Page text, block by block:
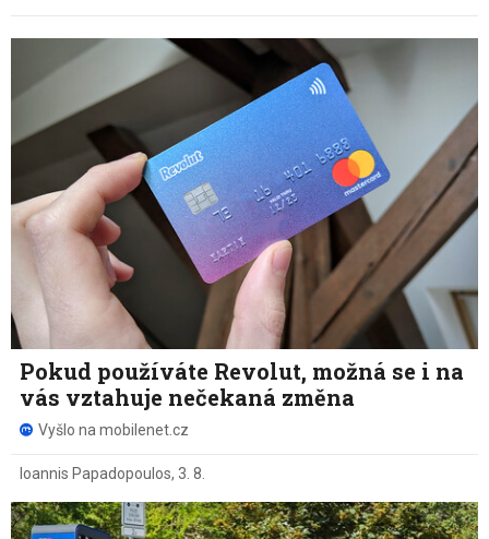
Pokud používáte Revolut, možná se i na
vás vztahuje nečekaná změna
Vyšlo na mobilenet.cz
Ioannis Papadopoulos, 3. 8.